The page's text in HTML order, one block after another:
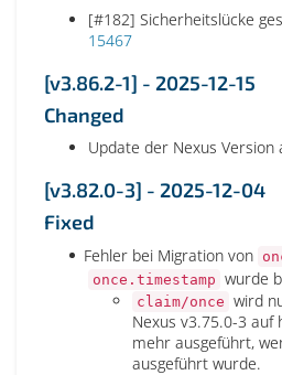
[#182] Sicherheitslücke
15467
[v3.86.2-1] - 2025-12-15
Changed
Update der Nexus Version
[v3.82.0-3] - 2025-12-04
Fixed
Fehler bei Migration von
once.timestamp wurde
claim/once wird
Nexus v3.75.0-3 auf
mehr ausgeführt,
ausgeführt wurde.